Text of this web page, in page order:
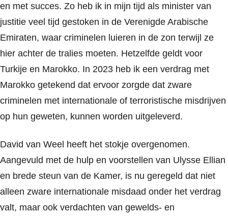
en met succes. Zo heb ik in mijn tijd als minister van
justitie veel tijd gestoken in de Verenigde Arabische
Emiraten, waar criminelen luieren in de zon terwijl ze
hier achter de tralies moeten. Hetzelfde geldt voor
Turkije en Marokko. In 2023 heb ik een verdrag met
Marokko getekend dat ervoor zorgde dat zware
criminelen met internationale of terroristische misdrijven
op hun geweten, kunnen worden uitgeleverd.
David van Weel heeft het stokje overgenomen.
Aangevuld met de hulp en voorstellen van Ulysse Ellian
en brede steun van de Kamer, is nu geregeld dat niet
alleen zware internationale misdaad onder het verdrag
valt, maar ook verdachten van gewelds- en